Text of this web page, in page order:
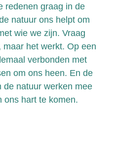
redenen graag in de
natuur ons helpt om
wie we zijn. Vraag
het werkt. Op een
verbonden met
om ons heen. En de
de natuur werken mee
ons hart te komen.